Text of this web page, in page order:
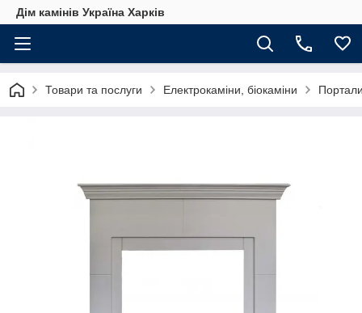
Дім камінів Україна Харків
Товари та послуги Електрокаміни, біокаміни